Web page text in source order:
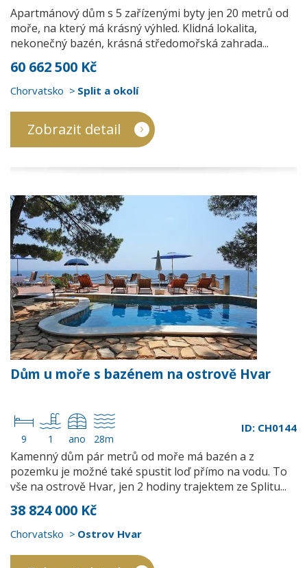
Apartmánový dům s 5 zařízenými byty jen 20 metrů od
moře, na který má krásný výhled. Klidná lokalita,
nekonečný bazén, krásná středomořská zahrada...
60 662 500 Kč
Chorvatsko Split a okolí
Zobrazit detail
Dům u moře s bazénem na ostrově Hvar
9 1 ano 28m
ID: CH0144
Kamenný dům pár metrů od moře má bazén a z
pozemku je možné také spustit loď přímo na vodu. To
vše na ostrově Hvar, jen 2 hodiny trajektem ze Splitu...
38 824 000 Kč
Chorvatsko Ostrov Hvar